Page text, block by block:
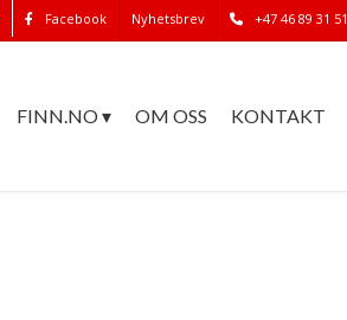
Facebook Nyhetsbrev +47 46 89 31 51
FINN.NO ▾ OM OSS KONTAKT